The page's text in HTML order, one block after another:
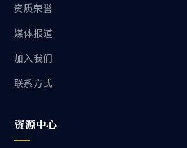
资质荣誉
媒体报道
加入我们
联系方式
资源中心